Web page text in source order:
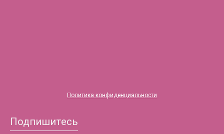
Политика конфиденциальности
Подпишитесь